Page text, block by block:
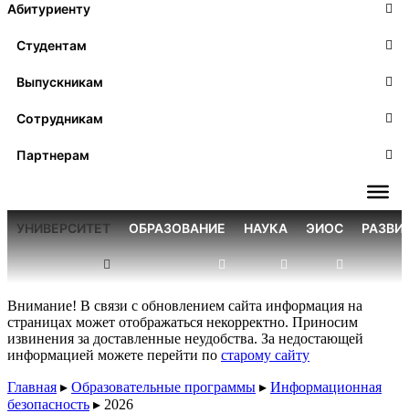
Абитуриенту
Студентам
Выпускникам
Сотрудникам
Партнерам
УНИВЕРСИТЕТ ОБРАЗОВАНИЕ НАУКА ЭИОС
Внимание! В связи с обновлением сайта информация на
страницах может отображаться некорректно. Приносим
извинения за доставленные неудобства. За недостающей
информацией можете перейти по старому сайту
Главная ▸ Образовательные программы ▸ Информационная
безопасность ▸ 2026